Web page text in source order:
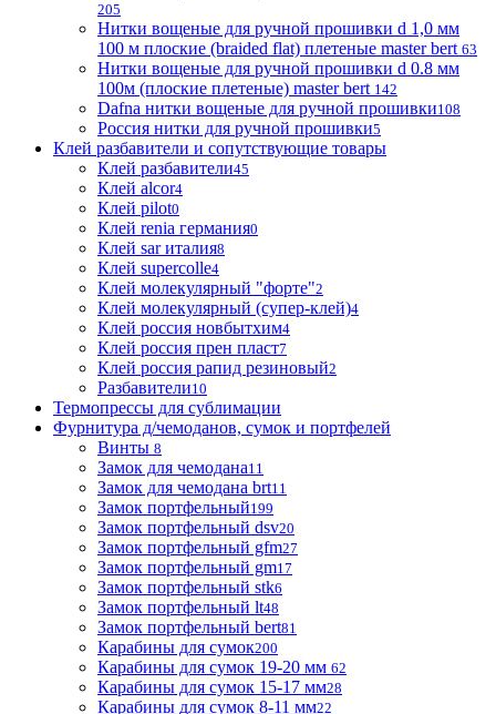
205
Нитки вощеные для ручной прошивки d 1,0 мм
100 м плоские (braided flat) плетеные master bert 63
Нитки вощеные для ручной прошивки d 0.8 мм
100м (плоские плетеные) master bert 142
Dafna нитки вощеные для ручной прошивки108
Россия нитки для ручной прошивки5
Клей разбавители и сопутствующие товары
Клей разбавители45
Клей alcor4
Клей pilot0
Клей renia германия0
Клей sar италия8
Клей supercolle4
Клей молекулярный "форте"2
Клей молекулярный (супер-клей)4
Клей россия новбытхим4
Клей россия прен пласт7
Клей россия рапид резиновый2
Разбавители10
Термопрессы для сублимации
Фурнитура д/чемоданов, сумок и портфелей
Винты 8
Замок для чемодана11
Замок для чемодана brt11
Замок портфельный199
Замок портфельный dsv20
Замок портфельный gfm27
Замок портфельный gm17
Замок портфельный stk6
Замок портфельный lt48
Замок портфельный bert81
Карабины для сумок200
Карабины для сумок 19-20 мм 62
Карабины для сумок 15-17 мм28
Карабины для сумок 8-11 мм22